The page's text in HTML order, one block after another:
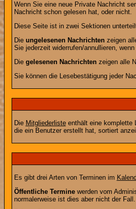
Wenn Sie eine neue Private Nachricht
Nachricht schon gelesen hat, oder nicht.
Diese Seite ist in zwei Sektionen
Die ungelesenen Nachrichtenzeigen
Sie jederzeit widerrufen/annullieren,
Die gelesenen Nachrichtenzeigen alle
Sie können die Lesebestätigung jeder
Die Mitgliederlisteenthält eine komplette
die ein Benutzer erstellt hat, sortiert
Es gibt drei Arten von Terminen im
Öffentliche Terminewerden vom
normalerweise ist dies aber nicht der Fall.